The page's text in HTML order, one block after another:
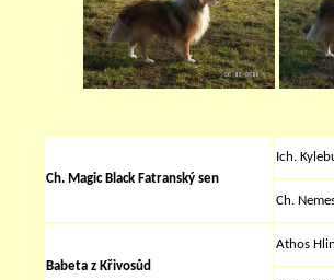
Ch. Magic Black Fatranský sen
Ich.
Ch.
Babeta z Křivosůd
Athos